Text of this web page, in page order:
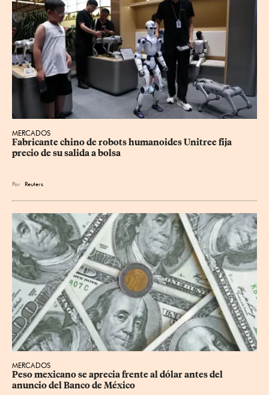
MERCADOS
Fabricante chino de robots humanoides Unitree fija
precio de su salida a bolsa
Por Reuters
MERCADOS
Peso mexicano se aprecia frente al dólar antes del
anuncio del Banco de México